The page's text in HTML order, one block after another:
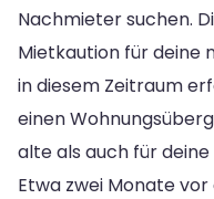
Nachmieter suchen.
Mietkaution für deine
in diesem Zeitraum
einen
alte als auch für deine
Etwa zwei Monate